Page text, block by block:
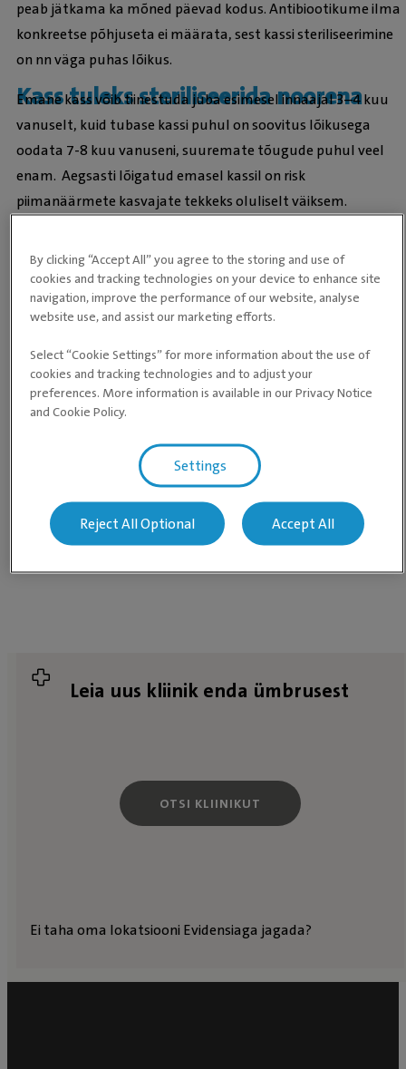
peab jätkama ka mõned päevad kodus. Antibiootikume ilma
konkreetse põhjuseta ei määrata, sest kassi steriliseerimine
on nn väga puhas lõikus.
Kass tuleks steriliseerida noorena
Emane kass võib tiinestuda juba esimesel innaajal 3–4 kuu
vanuselt, kuid tubase kassi puhul on soovitus lõikusega
oodata 7-8 kuu vanuseni, suuremate tõugude puhul veel
enam. Aegsasti lõigatud emasel kassil on risk
piimanäärmete kasvajate tekkeks oluliselt väiksem.
kaalutõusu
Pärast steriliseerimist väheneb kassi energiavajadus ja kui ei
tehta muudatusi tema toidusedelis, on suur oht
kaalutõusuks. Lõigatud kassile tuleks anda söögiks
kvaliteetset, väiksema energiasisaldusega kassitoitu. Kassi
liikumise eest hoolitsetakse temaga mängides ja temale
tegevusi luues. Pärast operatsiooni tuleks jälgida kassi kaalu
ja kehaehitust.
Broneeri aeg kassi steriliseerimiseks lähimas Evidensia
Leia uus kliinik enda ümbrusest
OTSI KLIINIKUT
Ei taha oma lokatsiooni Evidensiaga jagada?
By clicking “Accept All” you agree to the storing and use of
cookies and tracking technologies on your device to enhance site
navigation, improve the performance of our website, analyse
website use, and assist our marketing efforts.
Select “Cookie Settings” for more information about the use of
cookies and tracking technologies and to adjust your
preferences. More information is available in our Privacy Notice
and Cookie Policy.
Settings
Reject All Optional Accept All